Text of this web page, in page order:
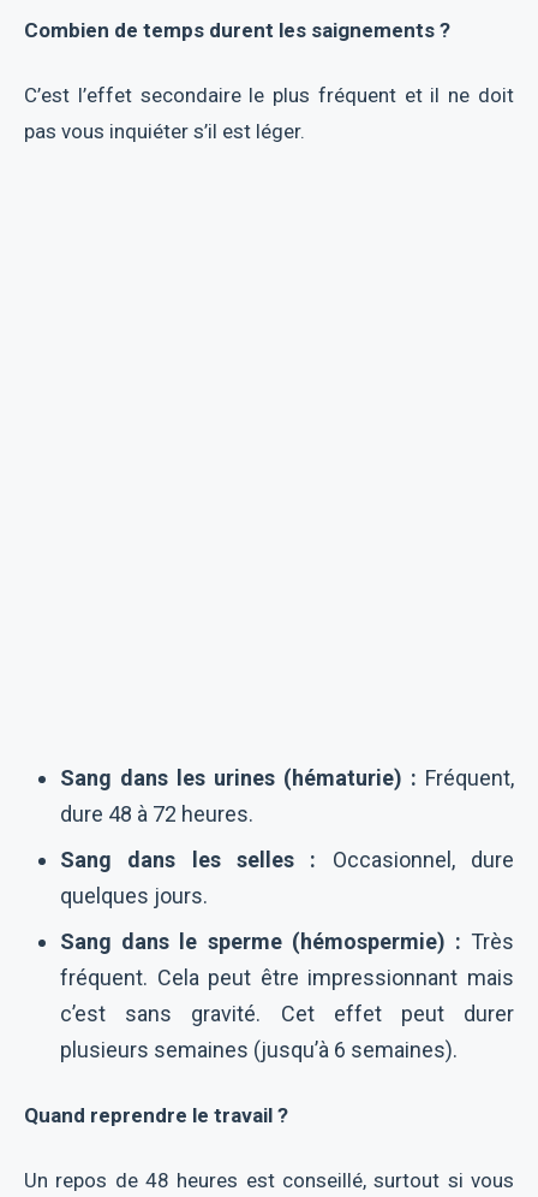
Combien de temps durent les saignements ?
C’est l’effet secondaire le plus fréquent et il ne doit
pas vous inquiéter s’il est léger.
Sang dans les urines (hématurie) : Fréquent,
dure 48 à 72 heures.
Sang dans les selles : Occasionnel, dure
quelques jours.
Sang dans le sperme (hémospermie) : Très
fréquent. Cela peut être impressionnant mais
c’est sans gravité. Cet effet peut durer
plusieurs semaines (jusqu’à 6 semaines).
Quand reprendre le travail ?
Un repos de 48 heures est conseillé, surtout si vous